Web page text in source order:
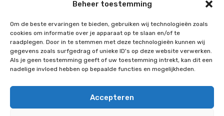
Beheer toestemming
Om de beste ervaringen te bieden, gebruiken wij technologieën zoals
cookies om informatie over je apparaat op te slaan en/of te
raadplegen. Door in te stemmen met deze technologieën kunnen wij
gegevens zoals surfgedrag of unieke ID's op deze website verwerken.
Als je geen toestemming geeft of uw toestemming intrekt, kan dit een
nadelige invloed hebben op bepaalde functies en mogelijkheden.
Accepteren